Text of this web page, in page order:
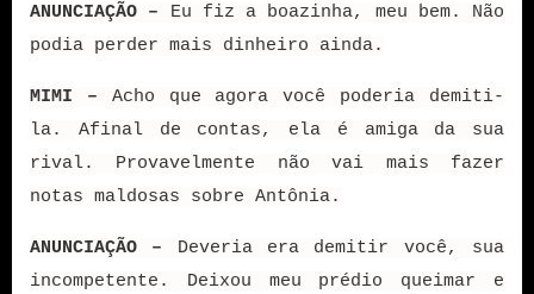
ANUNCIAÇÃO – Eu fiz a boazinha, meu bem. Não
podia perder mais dinheiro ainda.
MIMI – Acho que agora você poderia demiti-
la. Afinal de contas, ela é amiga da sua
rival. Provavelmente não vai mais fazer
notas maldosas sobre Antônia.
ANUNCIAÇÃO – Deveria era demitir você, sua
incompetente. Deixou meu prédio queimar e